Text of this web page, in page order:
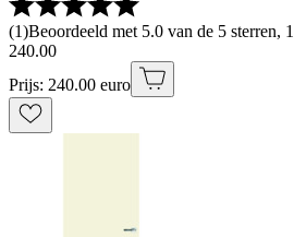
(1)Beoordeeld met 5.0 van de 5 sterren,
240.00
Prijs: 240.00 euro